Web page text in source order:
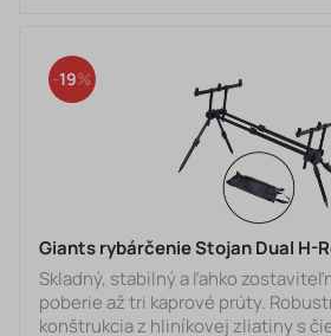
predným výklopným väčším
vrecko j
19
Giants rybárčenie Stojan Dual H-
Skladný, stabilný a ľahko
poberie až tri kaprové prúty.
konštrukcia z hliníkovej zliatiny s